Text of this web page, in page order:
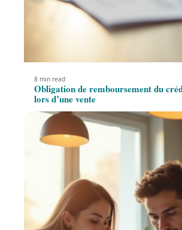
8 min read
Obligation de remboursement du
lors d’une vente